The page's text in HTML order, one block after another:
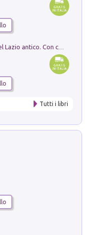
I monumenti funerari del Lazio antico. Con cartella con tavole
Tutti i libri